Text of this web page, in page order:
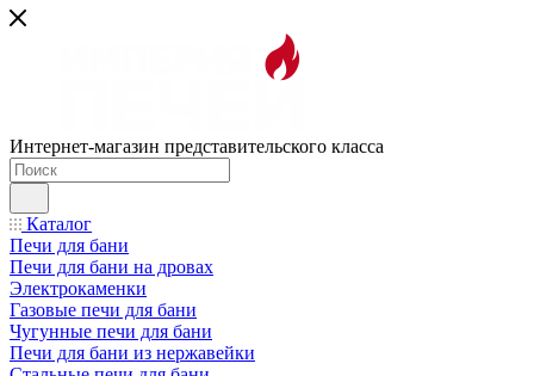
Интернет-магазин представительского класса
Каталог
Печи для бани
Печи для бани на дровах
Электрокаменки
Газовые печи для бани
Чугунные печи для бани
Печи для бани из нержавейки